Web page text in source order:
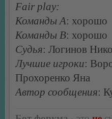
Fair play:
Команды А: хорошо
Команды В: хорошо
Судья: Логинов
Лучшие игроки:
Прохоренко Яна
Автор сообщения: